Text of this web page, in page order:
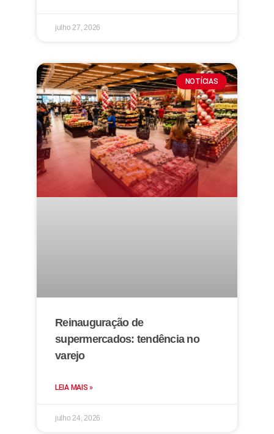
julho 27, 2026
NOTÍCIAS
Reinauguração de
supermercados: tendência no
varejo
LEIA MAIS »
julho 24, 2026